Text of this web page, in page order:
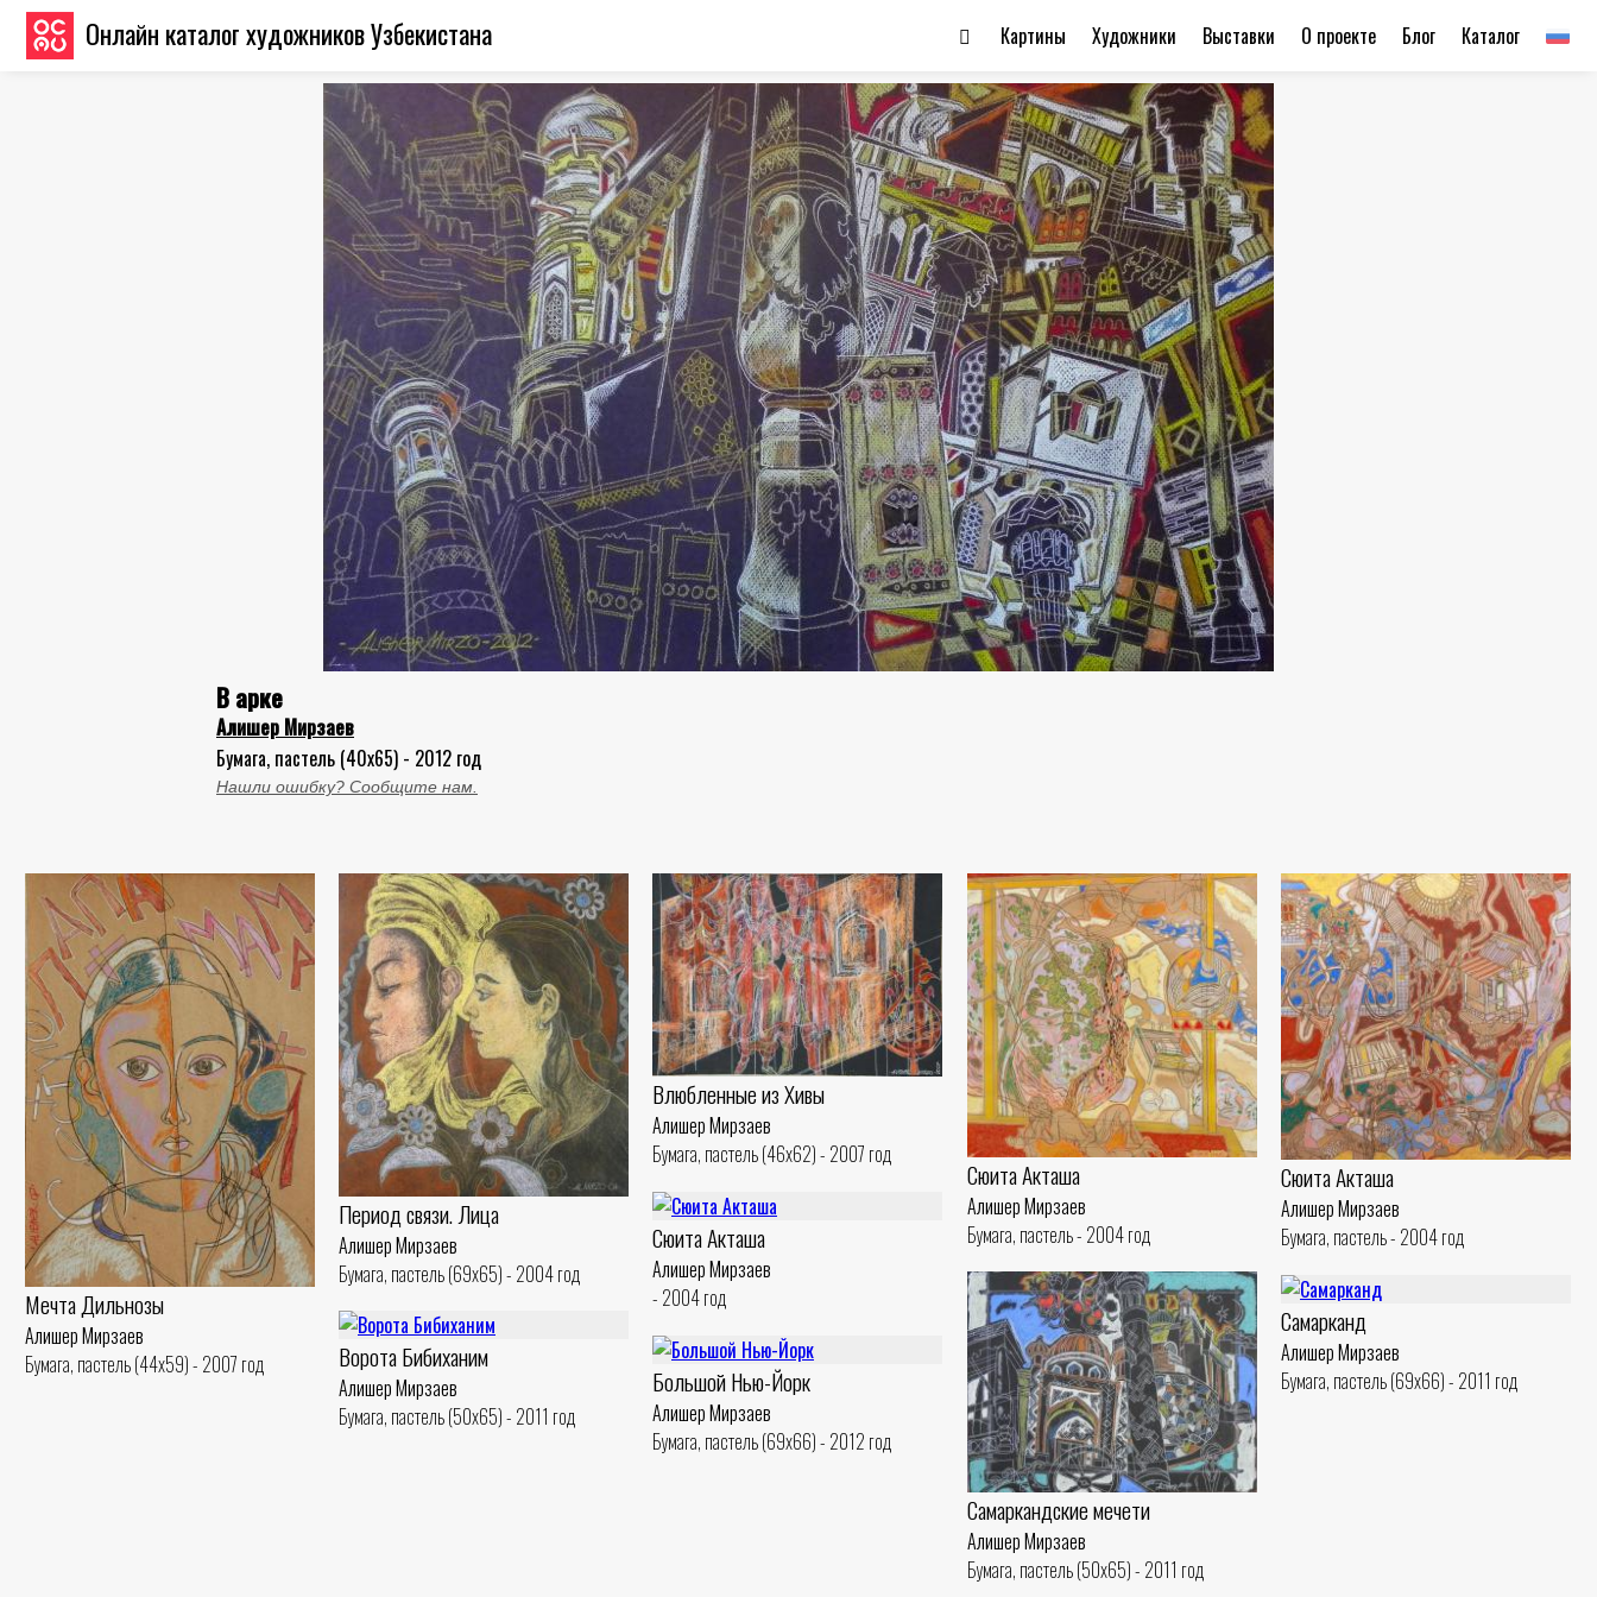
Онлайн каталог художников Узбекистана Каталог
Блог
О проекте
Выставки
Художники
Картины
В арке
Алишер Мирзаев
Бумага, пастель (40x65) - 2012 год
Нашли ошибку? Сообщите нам.
Мечта Дильнозы
Алишер Мирзаев
Бумага, пастель (44x59) - 2007 год
Период связи. Лица
Алишер Мирзаев
Бумага, пастель (69x65) - 2004 год
Влюбленные из Хивы
Алишер Мирзаев
Бумага, пастель (46x62) - 2007 год
Сюита Акташа
Алишер Мирзаев
Бумага, пастель - 2004 год
Сюита Акташа
Алишер Мирзаев
Бумага, пастель - 2004 год
Сюита Акташа
Алишер Мирзаев
- 2004 год
Самаркандские мечети
Алишер Мирзаев
Бумага, пастель (50x65) - 2011 год
Самарканд
Алишер Мирзаев
Бумага, пастель (69x66) - 2011 год
Ворота Бибиханим
Алишер Мирзаев
Бумага, пастель (50x65) - 2011 год
Большой Нью-Йорк
Алишер Мирзаев
Бумага, пастель (69x66) - 2012 год